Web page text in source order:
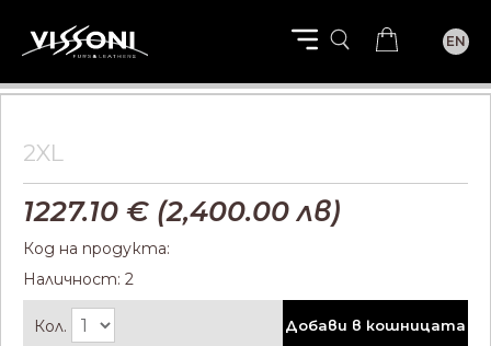
EN
2XL
1227.10 € (2,400.00 лв)
Код на продукта:
Наличност: 2
Кол. Добави в кошницата